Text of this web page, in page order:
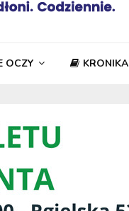
OCZY KRONIKA